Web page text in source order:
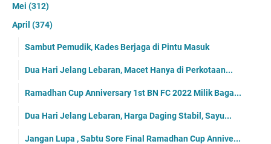
Mei (312)
April (374)
Sambut Pemudik, Kades Berjaga di Pintu Masuk
Dua Hari Jelang Lebaran, Macet Hanya di Perkotaan...
Ramadhan Cup Anniversary 1st BN FC 2022 Milik Baga...
Dua Hari Jelang Lebaran, Harga Daging Stabil, Sayu...
Jangan Lupa , Sabtu Sore Final Ramadhan Cup Annive...